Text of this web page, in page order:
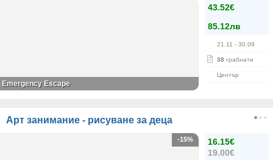
43.52€
85.12лв
21.11 - 30.09
38 грабнати
Център
Emergency Escape
Арт занимание - рисуване за деца
16.15€
19.00€
-15%